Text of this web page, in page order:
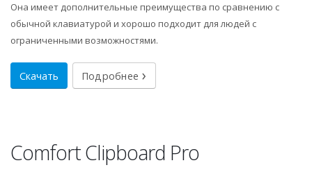
Она имеет дополнительные преимущества по сравнению с
обычной клавиатурой и хорошо подходит для людей с
ограниченными возможностями.
Скачать Подробнее
Comfort Clipboard Pro